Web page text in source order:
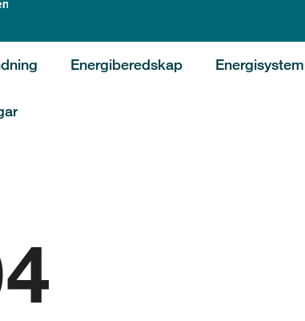
Energiberedskap